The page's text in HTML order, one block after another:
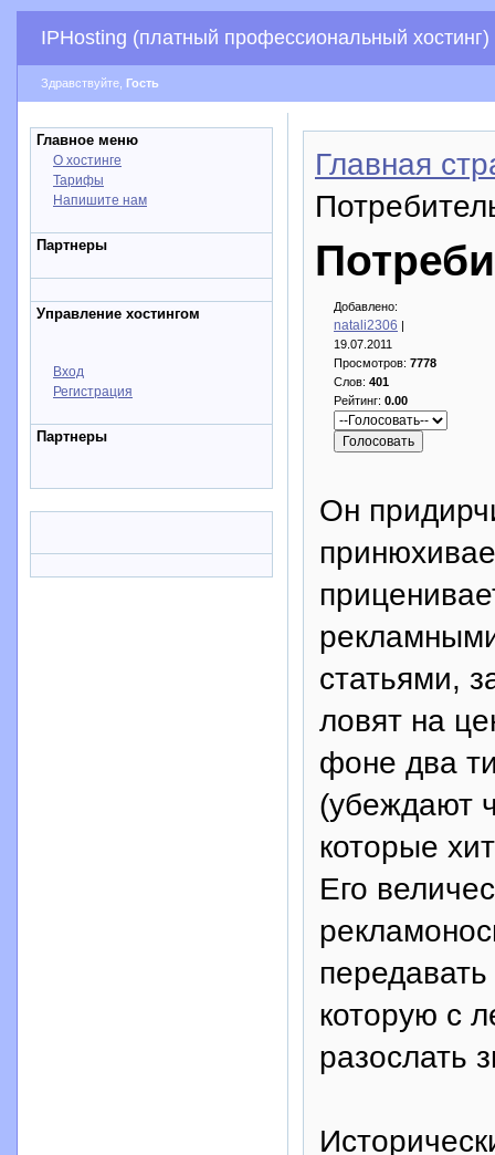
IPHosting (платный профессиональный хостинг)
Здравствуйте, Гость
Главное меню
О хостинге
Тарифы
Напишите нам
Партнеры
Управление хостингом
Вход
Регистрация
Партнеры
Главная
Добавлено:
natali2306 |
19.07.2011
Просмотров: 7778
Слов: 401
Рейтинг: 0.00
Он
статьями,
ловят на
фоне два
(убеждают
которые
Его
которую с
разослать